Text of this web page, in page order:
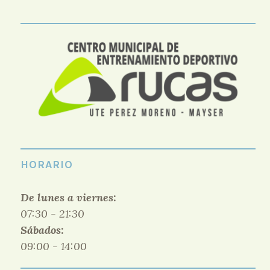
HORARIO
De lunes a viernes:
07:30 - 21:30
Sábados:
09:00 - 14:00